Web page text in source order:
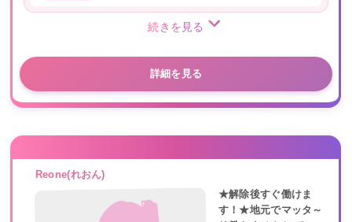
続きを見る
詳細を見る
Reone(れおん)
★解除後すぐ働けま
す！★地元でマッタ～